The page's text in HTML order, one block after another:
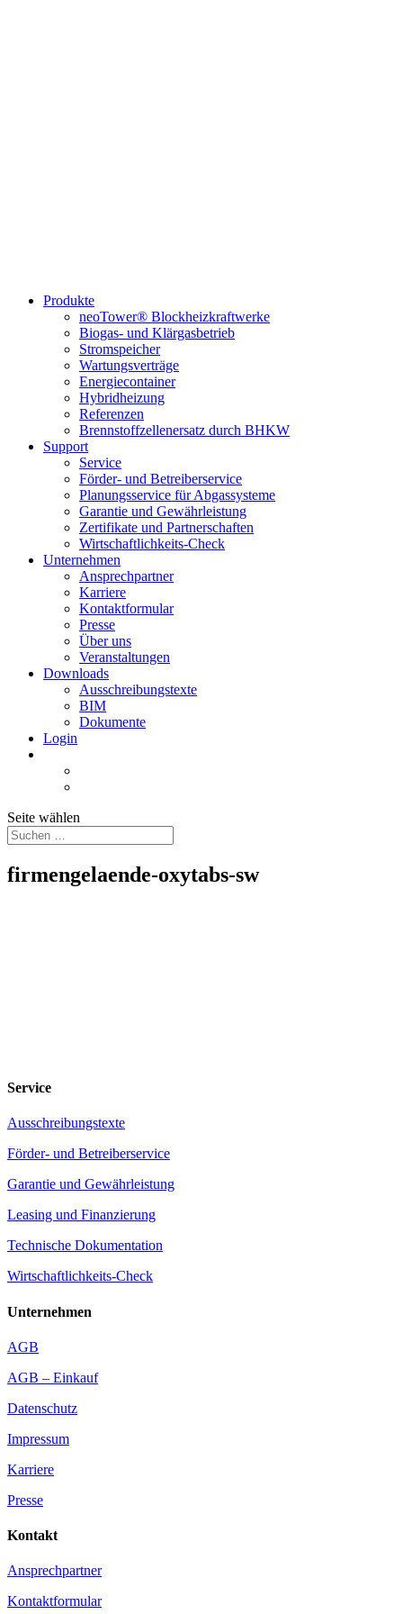
Produkte
neoTower® Blockheizkraftwerke
Biogas- und Klärgasbetrieb
Stromspeicher
Wartungsverträge
Energiecontainer
Hybridheizung
Referenzen
Brennstoffzellenersatz durch BHKW
Support
Service
Förder- und Betreiberservice
Planungsservice für Abgassysteme
Garantie und Gewährleistung
Zertifikate und Partnerschaften
Wirtschaftlichkeits-Check
Unternehmen
Ansprechpartner
Karriere
Kontaktformular
Presse
Über uns
Veranstaltungen
Downloads
Ausschreibungstexte
BIM
Dokumente
Login
Seite wählen
firmengelaende-oxytabs-sw
Service
Ausschreibungstexte
Förder- und Betreiberservice
Garantie und Gewährleistung
Leasing und Finanzierung
Technische Dokumentation
Wirtschaftlichkeits-Check
Unternehmen
AGB
AGB – Einkauf
Datenschutz
Impressum
Karriere
Presse
Kontakt
Ansprechpartner
Kontaktformular